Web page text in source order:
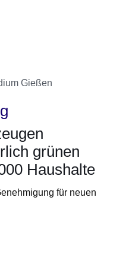
Gießen
grünen
Haushalte
für neuen